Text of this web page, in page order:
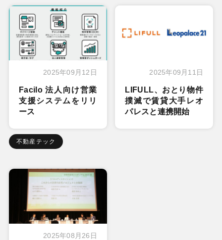
2025年09月12日
Facilo 法人向け営業
支援システムをリリ
ース
不動産テック
2025年09月11日
LIFULL、おとり物件
撲滅で賃貸大手レオ
パレスと連携開始
2025年08月26日